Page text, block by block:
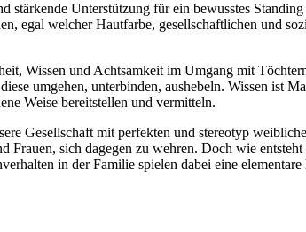
egal welcher Hautfarbe, gesellschaftlichen und
Wissen und Achtsamkeit im Umgang mit
umgehen, unterbinden, aushebeln. Wissen ist
Weise bereitstellen und vermitteln.
Gesellschaft mit perfekten und stereotyp
sich dagegen zu wehren. Doch wie
in der Familie spielen dabei eine elementare